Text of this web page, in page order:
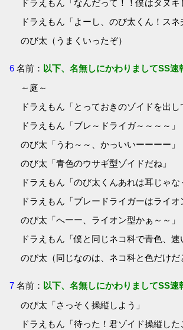
ドラえもん「なんだって！！僕はタヌ
ドラえもん「よーし、のび太くん！ス
のび太（うまくいったぞ）
6 名前： 以下、名無しにかわりましてSS
～庭～
ドラえもん「とっておきのゾイドを出し
ドラえもん「ブレ～ドライガ～～～～」
のび太「うわ～～、かっいいーーーー」
のび太「青色のウサギ型ゾイドだね」
ドラえもん「のび太くんあれは耳じゃな
ドラえもん「ブレードライガーはライオ
のび太「へーー、ライオン型かぁ～～」
ドラえもん「僕と同じネコ科で青色、
のび太（同じなのは、ネコ科と色だけだ
7 名前： 以下、名無しにかわりましてSS速
のび太「さっそく操縦しよう」
ドラえもん「待った！君ゾイド操縦した